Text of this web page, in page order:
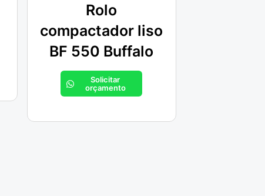
Rolo
compactador liso
BF 550 Buffalo
Solicitar
orçamento